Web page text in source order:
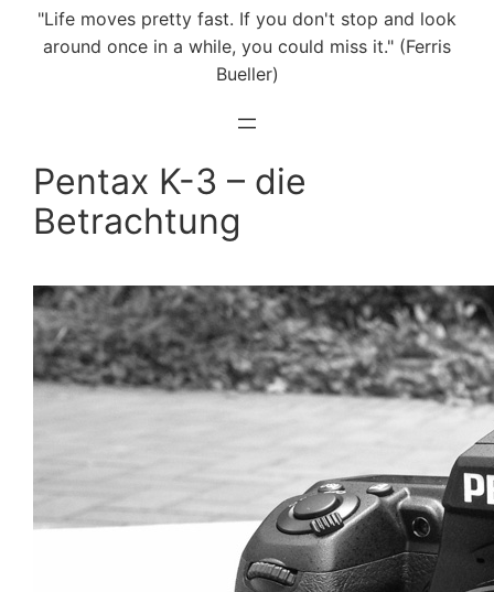
"Life moves pretty fast. If you don't stop and look
around once in a while, you could miss it." (Ferris
Bueller)
Pentax K-3 – die
Betrachtung